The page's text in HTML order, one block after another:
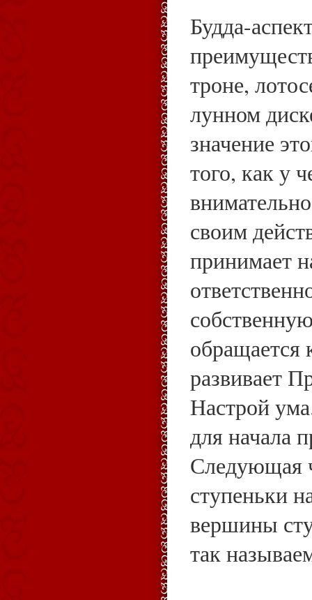
Будда-
троне,
лунном
значение
того, как у
своим
принимает
развивает
Настрой
для начала
Следующая
ступеньки
вершины
так